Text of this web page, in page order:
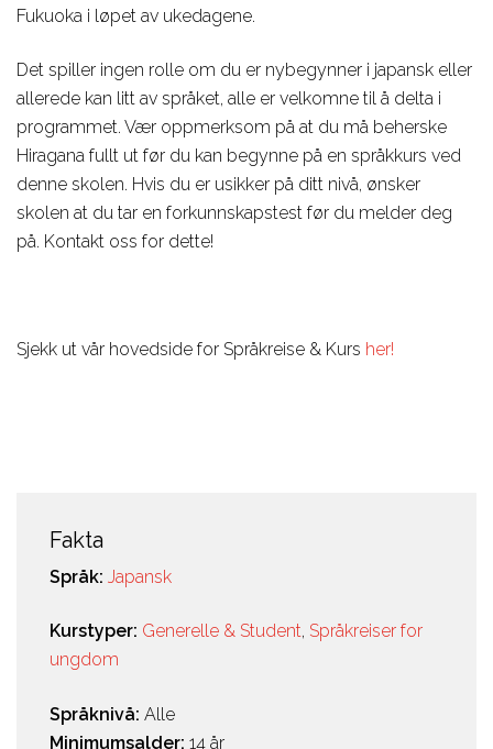
Fukuoka i løpet av ukedagene.
Det spiller ingen rolle om du er nybegynner i japansk eller
allerede kan litt av språket, alle er velkomne til å delta i
programmet. Vær oppmerksom på at du må beherske
Hiragana fullt ut før du kan begynne på en språkkurs ved
denne skolen. Hvis du er usikker på ditt nivå, ønsker
skolen at du tar en forkunnskapstest før du melder deg
på. Kontakt oss for dette!
Sjekk ut vår hovedside for Språkreise & Kurs her!
Fakta
Språk: Japansk
Kurstyper: Generelle & Student, Språkreiser for
ungdom
Språknivå: Alle
Minimumsalder: 14 år